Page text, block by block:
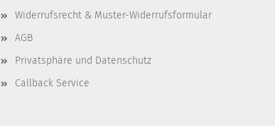
Widerrufsrecht & Muster-Widerrufsformular
AGB
Privatsphäre und Datenschutz
Callback Service